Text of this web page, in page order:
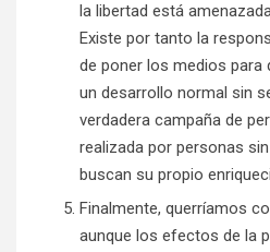
la libertad está
Existe por tanto la
de poner los medios para
un desarrollo normal sin
verdadera campaña de
realizada por personas
buscan su propio
Finalmente, querríamos
aunque los efectos de la